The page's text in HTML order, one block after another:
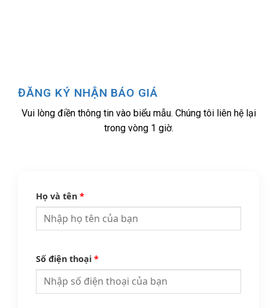
ĐĂNG KÝ NHẬN BÁO GIÁ
Vui lòng điền thông tin vào biểu mẫu. Chúng tôi liên hệ lại
trong vòng 1 giờ.
Họ và tên *
Số điện thoại *